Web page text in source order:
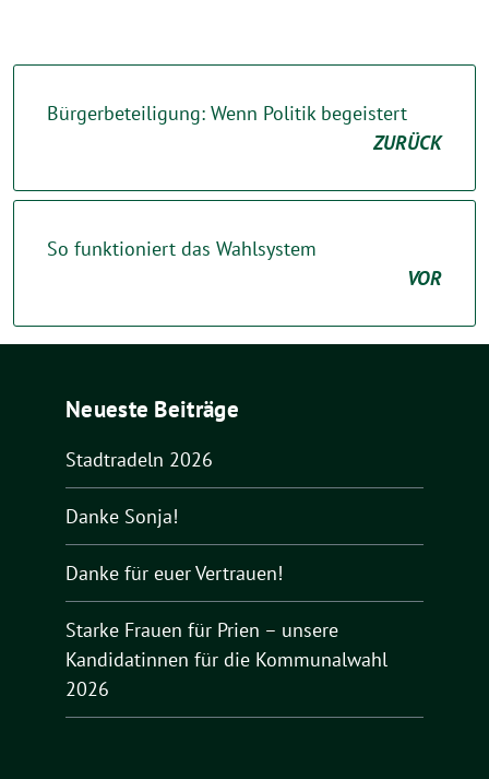
Bürgerbeteiligung: Wenn Politik begeistert
ZURÜCK
So funktioniert das Wahlsystem
VOR
Neueste Beiträge
Stadtradeln 2026
Danke Sonja!
Danke für euer Vertrauen!
Starke Frauen für Prien – unsere
Kandidatinnen für die Kommunalwahl
2026